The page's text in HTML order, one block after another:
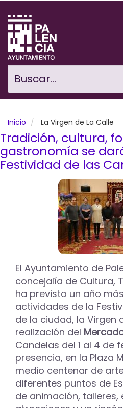
contenido
principal
Buscar...
Ciudad
El Ayuntamiento
Noticias
Planificación Ciudad
Areas municipales
Inicio La Virgen de La Calle
Tradición, cultura,
gastronomía se
Festividad de las
El Ayuntamiento de
concejalía de Cultura,
ha previsto un año
actividades de la
de la ciudad, la Virgen
realización del
Candelas del 1 al 4 de
presencia, en la Plaza
medio centenar de
diferentes puntos de
de animación, talleres,